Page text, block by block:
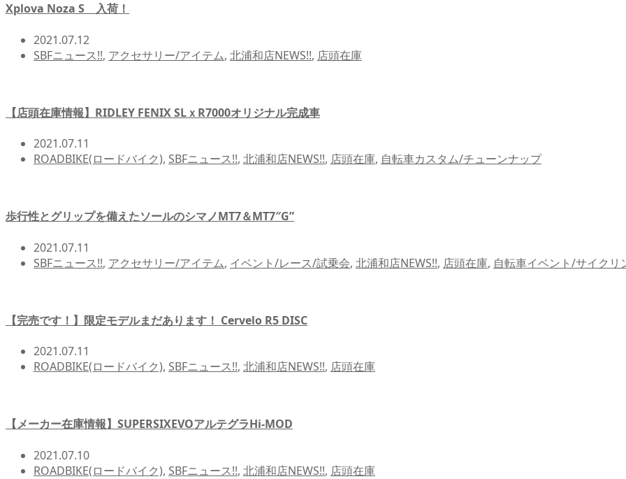
Xplova Noza S 入荷！
2021.07.12
SBFニュース!!, アクセサリー/アイテム, 北浦和店NEWS!!, 店頭在庫
【店頭在庫情報】RIDLEY FENIX SLｘR7000オリジナル完成車
2021.07.11
ROADBIKE(ロードバイク), SBFニュース!!, 北浦和店NEWS!!, 店頭在庫, 自転車カスタム/チューンナップ
歩行性とグリップを備えたソールのシマノMT7＆MT7″G”
2021.07.11
SBFニュース!!, アクセサリー/アイテム, イベント/レース/試乗会, 北浦和店NEWS!!, 店頭在庫, 自転車イベント/サイクリ
【完売です！】限定モデルまだあります！ Cervelo R5 DISC
2021.07.11
ROADBIKE(ロードバイク), SBFニュース!!, 北浦和店NEWS!!, 店頭在庫
【メーカー在庫情報】SUPERSIXEVOアルテグラHi-MOD
2021.07.10
ROADBIKE(ロードバイク), SBFニュース!!, 北浦和店NEWS!!, 店頭在庫